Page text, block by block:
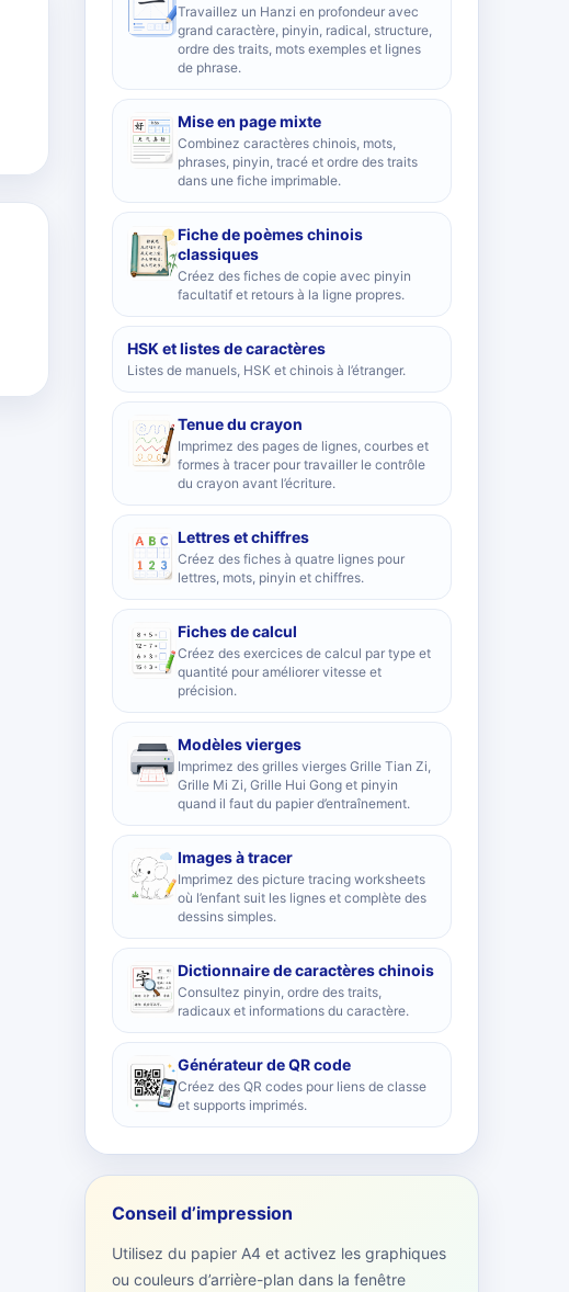
Travaillez un Hanzi en profondeur avec
grand caractère, pinyin, radical, structure,
ordre des traits, mots exemples et lignes
de phrase.
Mise en page mixte
Combinez caractères chinois, mots,
phrases, pinyin, tracé et ordre des traits
dans une fiche imprimable.
Fiche de poèmes chinois
classiques
Créez des fiches de copie avec pinyin
facultatif et retours à la ligne propres.
HSK et listes de caractères
Listes de manuels, HSK et chinois à l’étranger.
Tenue du crayon
Imprimez des pages de lignes, courbes et
formes à tracer pour travailler le contrôle
du crayon avant l’écriture.
Lettres et chiffres
Créez des fiches à quatre lignes pour
lettres, mots, pinyin et chiffres.
Fiches de calcul
Créez des exercices de calcul par type et
quantité pour améliorer vitesse et
précision.
Modèles vierges
Imprimez des grilles vierges Grille Tian Zi,
Grille Mi Zi, Grille Hui Gong et pinyin
quand il faut du papier d’entraînement.
Images à tracer
Imprimez des picture tracing worksheets
où l’enfant suit les lignes et complète des
dessins simples.
Dictionnaire de caractères chinois
Consultez pinyin, ordre des traits,
radicaux et informations du caractère.
Générateur de QR code
Créez des QR codes pour liens de classe
et supports imprimés.
Conseil d’impression
Utilisez du papier A4 et activez les graphiques
ou couleurs d’arrière-plan dans la fenêtre